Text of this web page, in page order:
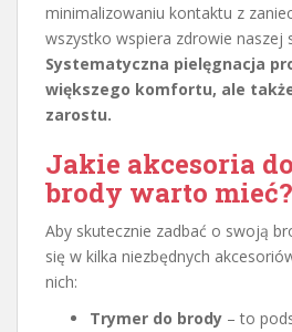
minimalizowaniu kontaktu z
wszystko wspiera zdrowie naszej
Systematyczna pielęgnacja
większego komfortu, ale
zarostu.
Jakie akcesoria
brody warto mieć?
Aby skutecznie zadbać o swoją
się w kilka niezbędnych
nich:
Trymer do brody – to